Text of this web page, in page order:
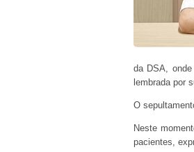
da DSA,
lembrada por
O
Neste
pacientes,